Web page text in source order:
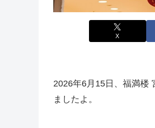
X
2026年6月15日、福満楼
ましたよ。